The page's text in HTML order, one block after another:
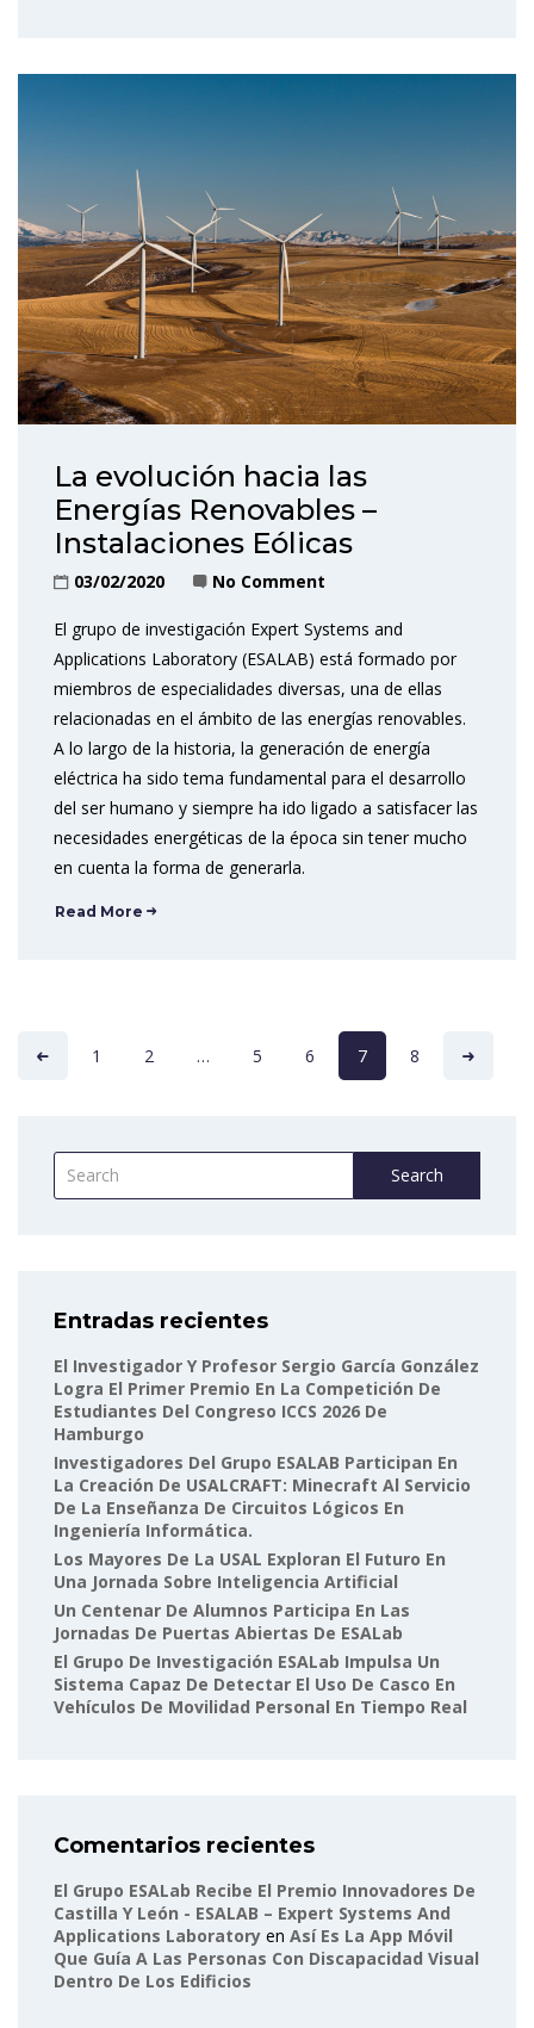
La evolución hacia las
Energías Renovables –
Instalaciones Eólicas
03/02/2020 No Comment
El grupo de investigación Expert Systems and
Applications Laboratory (ESALAB) está formado por
miembros de especialidades diversas, una de ellas
relacionadas en el ámbito de las energías renovables.
A lo largo de la historia, la generación de energía
eléctrica ha sido tema fundamental para el desarrollo
del ser humano y siempre ha ido ligado a satisfacer las
necesidades energéticas de la época sin tener mucho
en cuenta la forma de generarla.
Read More
1 2 … 5 6 7 8
Search
Entradas recientes
El Investigador Y Profesor Sergio García González
Logra El Primer Premio En La Competición De
Estudiantes Del Congreso ICCS 2026 De
Hamburgo
Investigadores Del Grupo ESALAB Participan En
La Creación De USALCRAFT: Minecraft Al Servicio
De La Enseñanza De Circuitos Lógicos En
Ingeniería Informática.
Los Mayores De La USAL Exploran El Futuro En
Una Jornada Sobre Inteligencia Artificial
Un Centenar De Alumnos Participa En Las
Jornadas De Puertas Abiertas De ESALab
El Grupo De Investigación ESALab Impulsa Un
Sistema Capaz De Detectar El Uso De Casco En
Vehículos De Movilidad Personal En Tiempo Real
Comentarios recientes
El Grupo ESALab Recibe El Premio Innovadores De
Castilla Y León - ESALAB – Expert Systems And
Applications Laboratory en Así Es La App Móvil
Que Guía A Las Personas Con Discapacidad Visual
Dentro De Los Edificios